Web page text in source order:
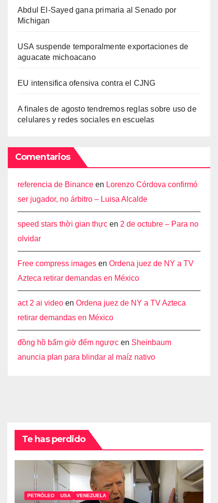
Abdul El-Sayed gana primaria al Senado por
Michigan
USA suspende temporalmente exportaciones de
aguacate michoacano
EU intensifica ofensiva contra el CJNG
A finales de agosto tendremos reglas sobre uso de
celulares y redes sociales en escuelas
Comentarios
referencia de Binance en Lorenzo Córdova confirmó
ser jugador, no árbitro – Luisa Alcalde
speed stars thời gian thực en 2 de octubre – Para no
olvidar
Free compress images en Ordena juez de NY a TV
Azteca retirar demandas en México
act 2 ai video en Ordena juez de NY a TV Azteca
retirar demandas en México
đồng hồ bấm giờ đếm ngược en Sheinbaum
anuncia plan para blindar al maíz nativo
Te has perdido
PETRÓLEO USA VENEZUELA